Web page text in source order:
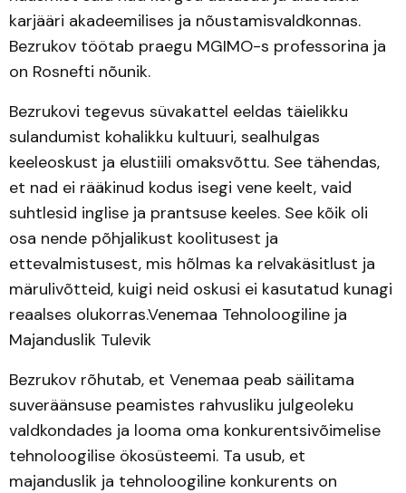
karjääri akadeemilises ja nõustamisvaldkonnas.
Bezrukov töötab praegu MGIMO-s professorina ja
on Rosnefti nõunik.
Bezrukovi tegevus süvakattel eeldas täielikku
sulandumist kohalikku kultuuri, sealhulgas
keeleoskust ja elustiili omaksvõttu. See tähendas,
et nad ei rääkinud kodus isegi vene keelt, vaid
suhtlesid inglise ja prantsuse keeles. See kõik oli
osa nende põhjalikust koolitusest ja
ettevalmistusest, mis hõlmas ka relvakäsitlust ja
märulivõtteid, kuigi neid oskusi ei kasutatud kunagi
reaalses olukorras.Venemaa Tehnoloogiline ja
Majanduslik Tulevik
Bezrukov rõhutab, et Venemaa peab säilitama
suveräänsuse peamistes rahvusliku julgeoleku
valdkondades ja looma oma konkurentsivõimelise
tehnoloogilise ökosüsteemi. Ta usub, et
majanduslik ja tehnoloogiline konkurents on